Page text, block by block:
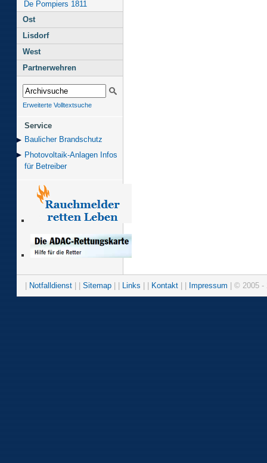
De Pompiers 1811
Ost
Lisdorf
West
Partnerwehren
Erweiterte Volltextsuche
Service
Baulicher Brand­schutz
Photovoltaik-Anlagen Infos
für Betreiber
Notfalldienst Sitemap Links Kontakt Impressum | © 2005 -